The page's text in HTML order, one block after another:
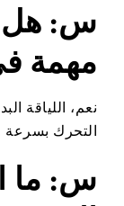
س: هل
مهمة
نعم، اللياقة
التحرك بسرعة
س: ما